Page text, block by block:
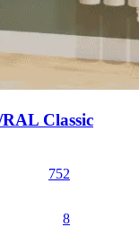
Classic
752
8